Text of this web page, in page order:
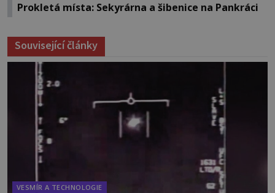
Prokletá místa: Sekyrárna a šibenice na Pankráci
Související články
VESMÍR A TECHNOLOGIE